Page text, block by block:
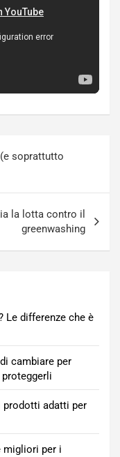
soprattutto
la lotta contro il
greenwashing
Le differenze che è
cambiare per
prodotti adatti per
migliori per i